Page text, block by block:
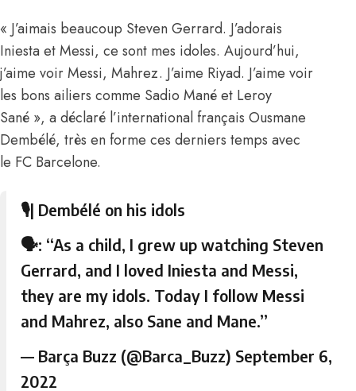
« J’aimais beaucoup Steven Gerrard. J’adorais
Iniesta et Messi, ce sont mes idoles. Aujourd’hui,
j’aime voir Messi, Mahrez. J’aime Riyad. J’aime voir
les bons ailiers comme Sadio Mané et Leroy
Sané », a déclaré l’international français Ousmane
Dembélé, très en forme ces derniers temps avec
le FC Barcelone.
🎙| Dembélé on his idols
🗣: “As a child, I grew up watching Steven
Gerrard, and I loved Iniesta and Messi,
they are my idols. Today I follow Messi
and Mahrez, also Sane and Mane.”
— Barça Buzz (@Barca_Buzz) September 6,
2022